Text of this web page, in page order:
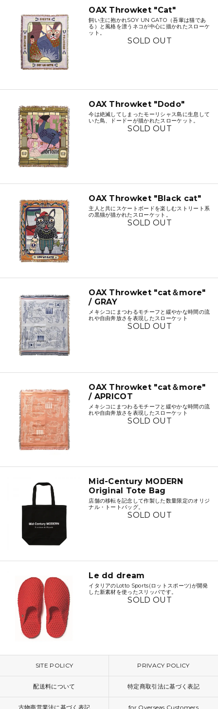
OAX Throwket "Cat"
飼い主に抱かれSOY UN GATO（吾輩は猫であ
る）と風格を漂うネコが中心に描かれたスローケ
ット。
SOLD OUT
OAX Throwket "Dodo"
今は絶滅してしまったモーリシャス島に生息して
いた鳥、ドードーが描かれたスローケット。
SOLD OUT
OAX Throwket "Black cat"
主人と共にスケートボードを楽しむストリート系
の黒猫が描かれたスローケット。
SOLD OUT
OAX Throwket "cat＆more"
/ GRAY
メキシコにまつわるモチーフと緩やかな時間の流
れや自由奔放さを表現したスローケット
SOLD OUT
OAX Throwket "cat＆more"
/ APRICOT
メキシコにまつわるモチーフと緩やかな時間の流
れや自由奔放さを表現したスローケット
SOLD OUT
Mid-Century MODERN
Original Tote Bag
店舗の移転を記念して作製した数量限定のオリジ
ナル・トートバッグ。
SOLD OUT
Le dd dream
イタリアのLotto Sports(ロットスポーツ)が開発
した新素材を使ったスリッパです。
SOLD OUT
SITE POLICY PRIVACY POLICY
配送料について 特定商取引法に基づく表記
古物商営業法に基づく表記 for Overseas Customers